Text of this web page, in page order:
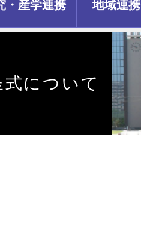
・産学連携 地域連携
について